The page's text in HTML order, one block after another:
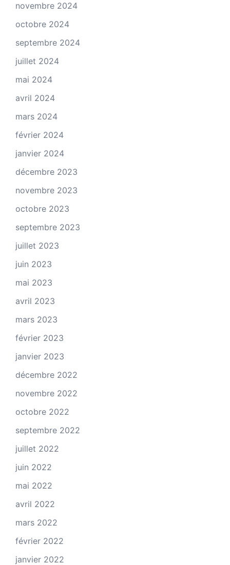
novembre 2024
octobre 2024
septembre 2024
juillet 2024
mai 2024
avril 2024
mars 2024
février 2024
janvier 2024
décembre 2023
novembre 2023
octobre 2023
septembre 2023
juillet 2023
juin 2023
mai 2023
avril 2023
mars 2023
février 2023
janvier 2023
décembre 2022
novembre 2022
octobre 2022
septembre 2022
juillet 2022
juin 2022
mai 2022
avril 2022
mars 2022
février 2022
janvier 2022